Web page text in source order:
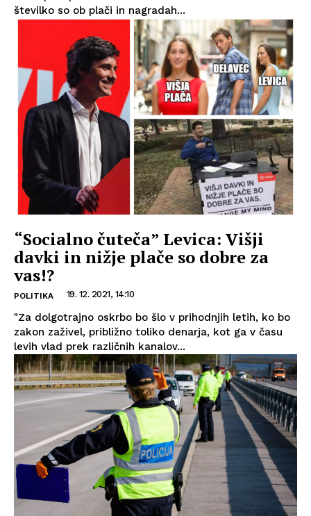
številko so ob plači in nagradah...
“Socialno čuteča” Levica: Višji
davki in nižje plače so dobre za
vas!?
POLITIKA 19. 12. 2021, 14:10
"Za dolgotrajno oskrbo bo šlo v prihodnjih letih, ko bo
zakon zaživel, približno toliko denarja, kot ga v času
levih vlad prek različnih kanalov...